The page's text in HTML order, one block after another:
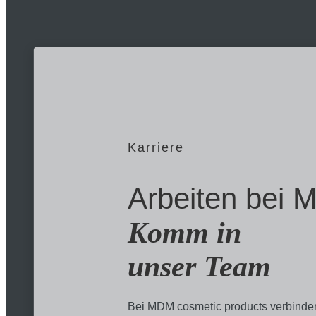
Karriere
Arbeiten bei
Komm in
unser Team
Bei MDM cosmetic products